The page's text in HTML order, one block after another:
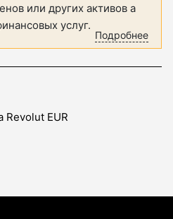
или других активов а
услуг.
Подробнее
Revolut EUR